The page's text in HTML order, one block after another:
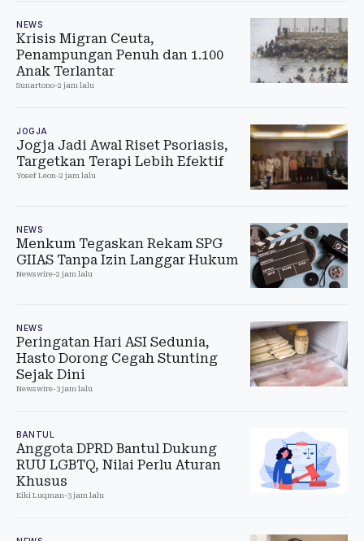
NEWS
Krisis Migran Ceuta,
Penampungan Penuh dan 1.100
Anak Terlantar
Sunartono-2 jam lalu
JOGJA
Jogja Jadi Awal Riset Psoriasis,
Targetkan Terapi Lebih Efektif
Yosef Leon-2 jam lalu
NEWS
Menkum Tegaskan Rekam SPG
GIIAS Tanpa Izin Langgar Hukum
Newswire-2 jam lalu
NEWS
Peringatan Hari ASI Sedunia,
Hasto Dorong Cegah Stunting
Sejak Dini
Newswire-3 jam lalu
BANTUL
Anggota DPRD Bantul Dukung
RUU LGBTQ, Nilai Perlu Aturan
Khusus
Kiki Luqman-3 jam lalu